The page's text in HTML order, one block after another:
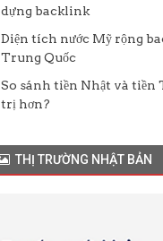
dựng backlink
Diện tích nước Mỹ rộng
Trung Quốc
So sánh tiền Nhật và tiền
trị hơn?
THỊ TRƯỜNG NHẬT BẢN